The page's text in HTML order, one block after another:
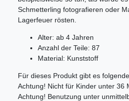
Schmetterling fotografieren oder
Lagerfeuer rösten.
Alter: ab 4 Jahren
Anzahl der Teile: 87
Material: Kunststoff
Für dieses Produkt gibt es
Achtung! Nicht für Kinder unter 36
Achtung! Benutzung unter